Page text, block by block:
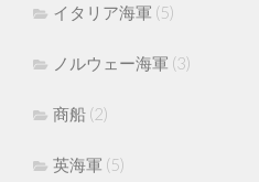
イタリア海軍 (5)
ノルウェー海軍 (3)
商船 (2)
英海軍 (5)